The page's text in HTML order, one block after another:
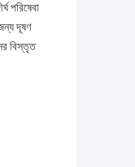
পরিষেবা
দূষণ
বিস্তৃত